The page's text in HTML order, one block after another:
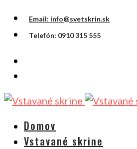
Email: info@svetskrin.sk
Telefón: 0910 315 555
Domov
Vstavané skrine